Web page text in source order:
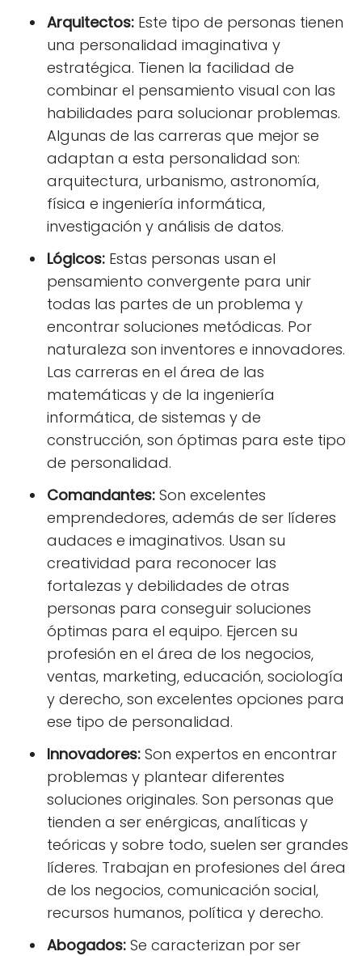
Arquitectos: Este tipo de personas tienen
una personalidad imaginativa y
estratégica. Tienen la facilidad de
combinar el pensamiento visual con las
habilidades para solucionar problemas.
Algunas de las carreras que mejor se
adaptan a esta personalidad son:
arquitectura, urbanismo, astronomía,
física e ingeniería informática,
investigación y análisis de datos.
Lógicos: Estas personas usan el
pensamiento convergente para unir
todas las partes de un problema y
encontrar soluciones metódicas. Por
naturaleza son inventores e innovadores.
Las carreras en el área de las
matemáticas y de la ingeniería
informática, de sistemas y de
construcción, son óptimas para este tipo
de personalidad.
Comandantes: Son excelentes
emprendedores, además de ser líderes
audaces e imaginativos. Usan su
creatividad para reconocer las
fortalezas y debilidades de otras
personas para conseguir soluciones
óptimas para el equipo. Ejercen su
profesión en el área de los negocios,
ventas, marketing, educación, sociología
y derecho, son excelentes opciones para
ese tipo de personalidad.
Innovadores: Son expertos en encontrar
problemas y plantear diferentes
soluciones originales. Son personas que
tienden a ser enérgicas, analíticas y
teóricas y sobre todo, suelen ser grandes
líderes. Trabajan en profesiones del área
de los negocios, comunicación social,
recursos humanos, política y derecho.
Abogados: Se caracterizan por ser